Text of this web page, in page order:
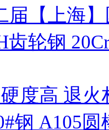
届【上海
齿轮钢
度高 退火
钢 A105圆